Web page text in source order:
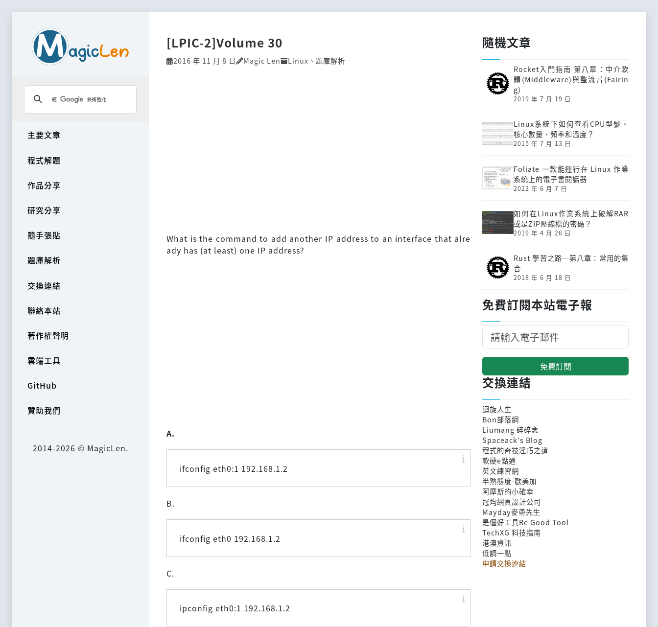
主要文章
程式解題
作品分享
研究分享
隨手張貼
題庫解析
交換連結
聯絡本站
著作權聲明
雲端工具
GitHub
贊助我們
2014-2026 © MagicLen.
[LPIC-2]Volume 30
2016 年 11 月 8 日 Magic Len Linux 、 題庫解析
What is the command to add another IP address to an interface that alre
ady has (at least) one IP address?
A.
ifconfig eth0:1 192.168.1.2
B.
ifconfig eth0 192.168.1.2
C.
ipconfig eth0:1 192.168.1.2
隨機文章
Rocket入門指南 第八章：中介軟
體(Middleware)與整流片(Fairin
g)
2019 年 7 月 19 日
Linux系統下如何查看CPU型號、
核心數量、頻率和溫度？
2015 年 7 月 13 日
Foliate 一款能運行在 Linux 作業
系統上的電子書閱讀器
2022 年 6 月 7 日
如何在Linux作業系統上破解RAR
或是ZIP壓縮檔的密碼？
2019 年 4 月 26 日
Rust 學習之路─第八章：常用的集
合
2018 年 6 月 18 日
免費訂閱本站電子報
免費訂閱
交換連結
迴旋人生
Bon部落網
Liumang 碎碎念
Spaceack's Blog
程式的奇技淫巧之道
軟硬e點通
英文練習網
半熟態度-歐美加
阿摩斯的小確幸
冠均網頁設計公司
Mayday麥帶先生
是個好工具Be Good Tool
TechXG 科技指南
港澳資訊
低調一點
申請交換連結